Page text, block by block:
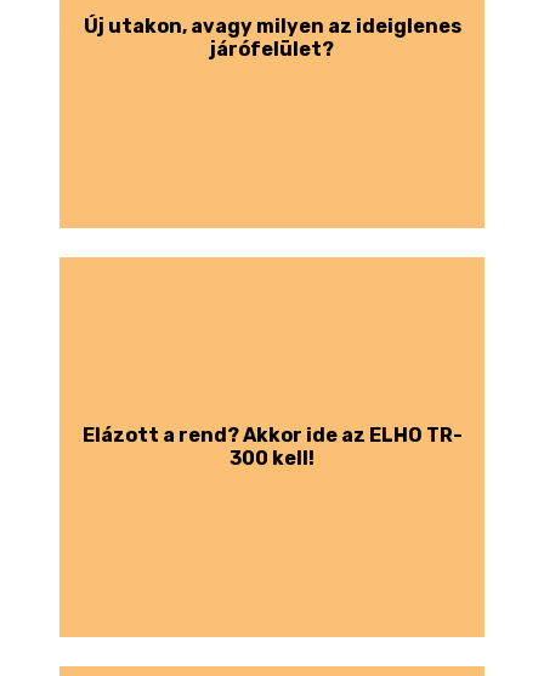
Új utakon, avagy milyen az ideiglenes
járófelület?
Elázott a rend? Akkor ide az ELHO TR-
300 kell!